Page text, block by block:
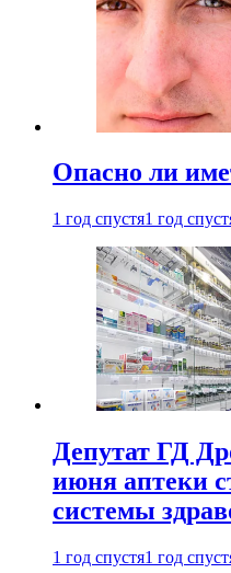
Опасно ли
1 год спустя1 год
Депутат ГД
июня аптеки
системы
1 год спустя1 год